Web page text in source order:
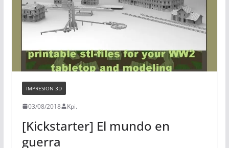
IMPRESION 3D
03/08/2018 Kpi.
[Kickstarter] El mundo en
guerra